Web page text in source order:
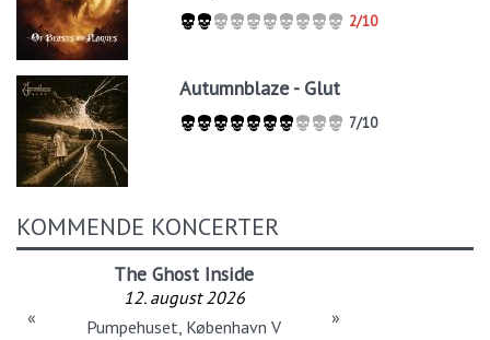
2/10
Autumnblaze - Glut
7/10
KOMMENDE KONCERTER
The Ghost Inside
12. august 2026
Pumpehuset, København V
« »